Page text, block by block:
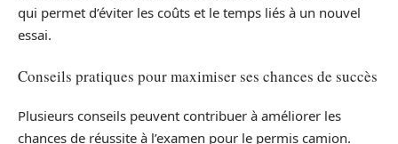
qui permet d’éviter les coûts et le temps liés à un nouvel
essai.
Conseils pratiques pour maximiser ses chances de succès
Plusieurs conseils peuvent contribuer à améliorer les
chances de réussite à l’examen pour le permis camion.